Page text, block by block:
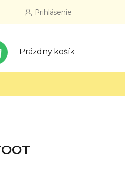
Prihlásenie
KOŠÍK
Prázdny košík